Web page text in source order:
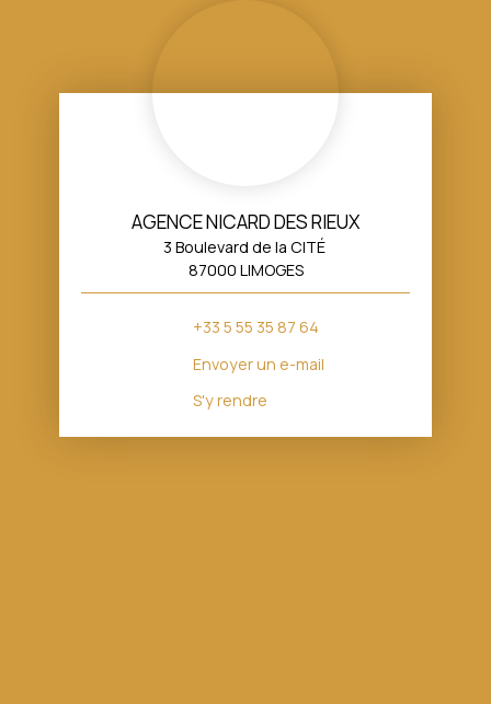
AGENCE NICARD DES RIEUX
3 Boulevard de la CITÉ
87000 LIMOGES
+33 5 55 35 87 64
Envoyer un e-mail
S'y rendre